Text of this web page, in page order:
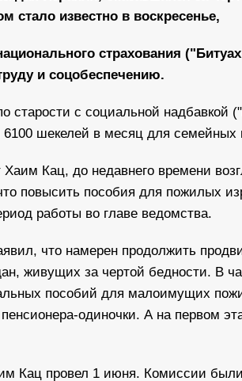
стало известно в воскресенье,
страхования
и соцобеспечению.
с социальной надбавкой
шекелей в месяц для семейных
Хаим Кац, до недавнего времени
повысить пособия для пожилых
работы во главе ведомства.
что намерен продолжить
живущих за чертой бедности. В
пособий для малоимущих
одиночки. А на первом
Кац провел 1 июня. Комиссии